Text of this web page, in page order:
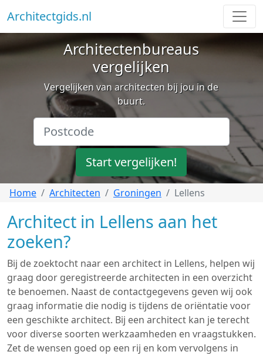
Architectgids.nl
Architectenbureaus
vergelijken
Vergelijken van architecten bij jou in de
buurt.
Start vergelijken!
Home Architecten Groningen Lellens
Architect in Lellens aan het
zoeken?
Bij de zoektocht naar een architect in Lellens, helpen wij
graag door geregistreerde architecten in een overzicht
te benoemen. Naast de contactgegevens geven wij ook
graag informatie die nodig is tijdens de oriëntatie voor
een geschikte architect. Bij een architect kan je terecht
voor diverse soorten werkzaamheden en vraagstukken.
Zet de wensen goed op een rij en kom vervolgens in